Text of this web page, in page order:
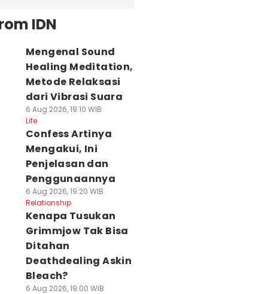
IDN
Mengenal Sound
Healing Meditation,
Metode Relaksasi
dari Vibrasi Suara
6 Aug 2026, 19:10 WIB
Life
Confess Artinya
Mengakui, Ini
Penjelasan dan
Penggunaannya
6 Aug 2026, 19:20 WIB
Relationship
Kenapa Tusukan
Grimmjow Tak Bisa
Ditahan
Deathdealing Askin
Bleach?
6 Aug 2026, 19:00 WIB